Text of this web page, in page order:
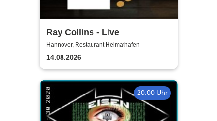
Ray Collins - Live
Hannover, Restaurant Heimathafen
14.08.2026
20:00 Uhr